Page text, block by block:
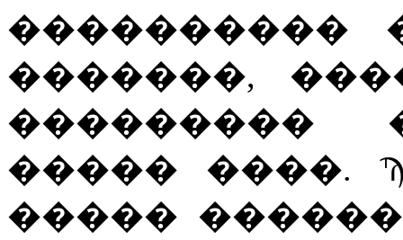
����������
�������,
���������
����� ����.
�����